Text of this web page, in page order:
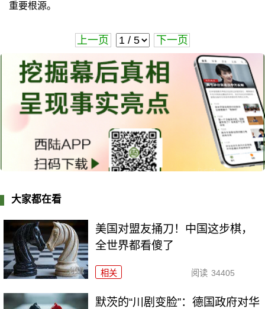
重要根源。
上一页 下一页
大家都在看
美国对盟友捅刀！中国这步棋，
全世界都看傻了
相关 阅读 34405
默茨的“川剧变脸”：德国政府对华